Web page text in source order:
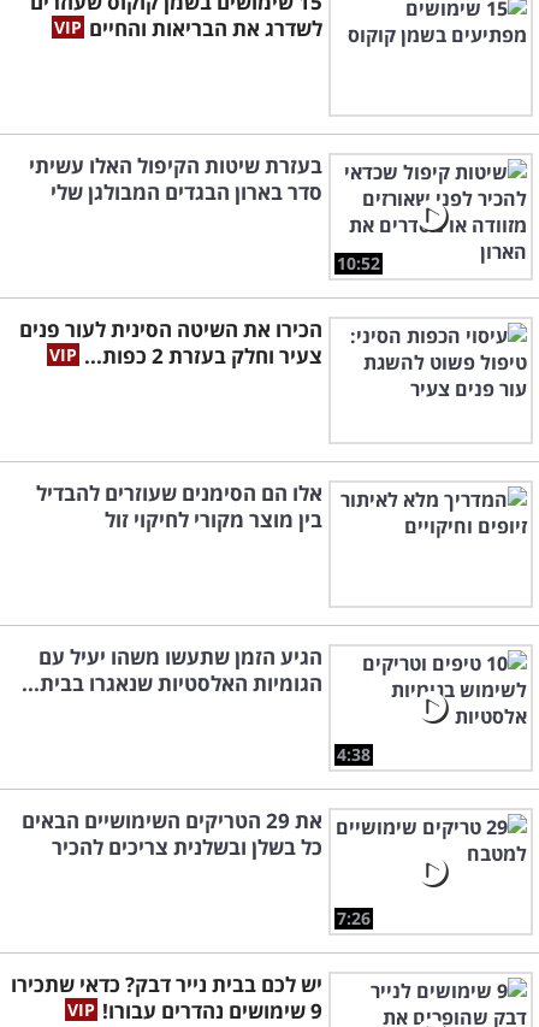
לשדרג את הבריאות והחיים
10:52
בעזרת שיטות הקיפול האלו עשיתי
סדר בארון הבגדים המבולגן שלי
הכירו את השיטה הסינית לעור פנים
צעיר וחלק בעזרת 2 כפות...
אלו הם הסימנים שעוזרים להבדיל
בין מוצר מקורי לחיקוי זול
4:38
הגיע הזמן שתעשו משהו יעיל עם
הגומיות האלסטיות שנאגרו בבית...
7:26
את 29 הטריקים השימושיים הבאים
כל בשלן ובשלנית צריכים להכיר
יש לכם בבית נייר דבק? כדאי שתכירו
9 שימושים נהדרים עבורו!